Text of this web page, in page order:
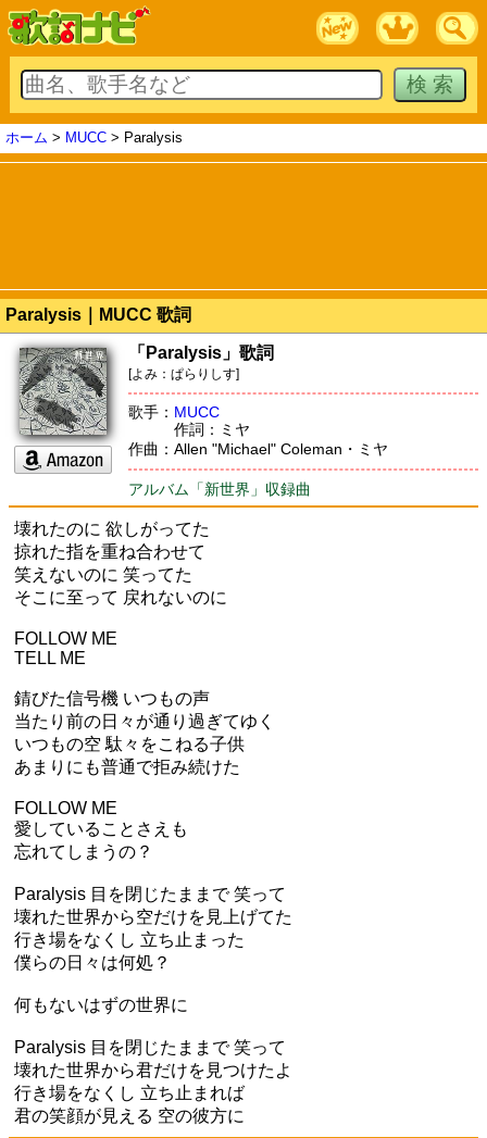
ホーム > MUCC > Paralysis
Paralysis｜MUCC 歌詞
「Paralysis」歌詞
[よみ：ぱらりしす]
歌手： MUCC
作詞：ミヤ
作曲：Allen "Michael" Coleman・ミヤ
アルバム「新世界」収録曲
壊れたのに 欲しがってた
掠れた指を重ね合わせて
笑えないのに 笑ってた
そこに至って 戻れないのに
FOLLOW ME
TELL ME
錆びた信号機 いつもの声
当たり前の日々が通り過ぎてゆく
いつもの空 駄々をこねる子供
あまりにも普通で拒み続けた
FOLLOW ME
愛していることさえも
忘れてしまうの？
Paralysis 目を閉じたままで 笑って
壊れた世界から空だけを見上げてた
行き場をなくし 立ち止まった
僕らの日々は何処？
何もないはずの世界に
Paralysis 目を閉じたままで 笑って
壊れた世界から君だけを見つけたよ
行き場をなくし 立ち止まれば
君の笑顔が見える 空の彼方に